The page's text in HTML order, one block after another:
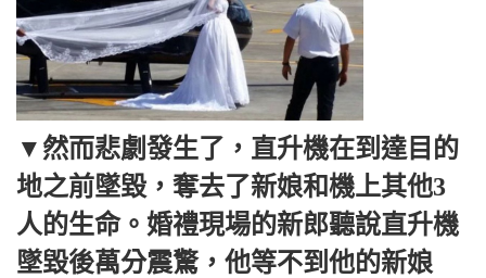
▼然而悲劇發生了，直升機在到達目的
地之前墜毀，奪去了新娘和機上其他3
人的生命。婚禮現場的新郎聽說直升機
墜毀後萬分震驚，他等不到他的新娘